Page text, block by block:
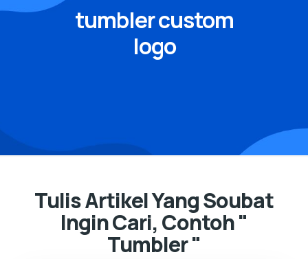
tumbler custom
logo
Tulis Artikel Yang Soubat
Ingin Cari, Contoh "
Tumbler "